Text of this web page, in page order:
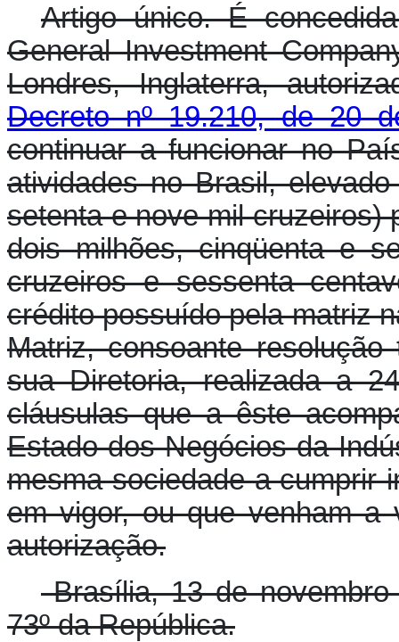
Artigo único. É
General Investment
Londres, Inglaterra,
Decreto nº 19.210, de 20
continuar a funcionar no
atividades no Brasil,
setenta e nove mil cruzeiros)
dois milhões, cinqüenta e
cruzeiros e sessenta
crédito possuído pela matriz
Matriz, consoante
sua Diretoria, realizada a
cláusulas que a êste
Estado dos Negócios da
mesma sociedade a cumprir
em vigor, ou que venham a
autorização.
Brasília, 13 de novembro
73º da República.